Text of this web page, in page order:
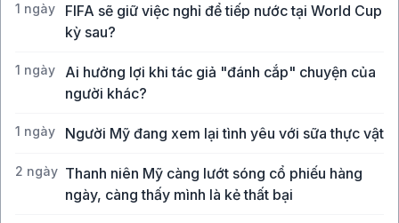
1 ngày
FIFA sẽ giữ việc nghỉ để tiếp nước tại World Cup
kỳ sau?
1 ngày
Ai hưởng lợi khi tác giả "đánh cắp" chuyện của
người khác?
1 ngày Người Mỹ đang xem lại tình yêu với sữa thực vật
2 ngày Thanh niên Mỹ càng lướt sóng cổ phiếu hàng
ngày, càng thấy mình là kẻ thất bại